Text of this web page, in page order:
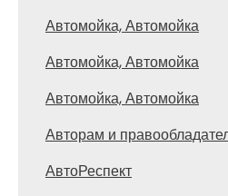
Автомойка, Автомойка
Автомойка, Автомойка
Автомойка, Автомойка
Авторам и
АвтоРеспект